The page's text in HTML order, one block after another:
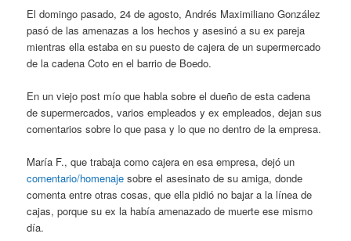
El domingo pasado, 24 de agosto, Andrés Maximiliano González
pasó de las amenazas a los hechos y asesinó a su ex pareja
mientras ella estaba en su puesto de cajera de un supermercado
de la cadena Coto en el barrio de Boedo.
En un viejo post mío que habla sobre el dueño de esta cadena
de supermercados, varios empleados y ex empleados, dejan sus
comentarios sobre lo que pasa y lo que no dentro de la empresa.
María F., que trabaja como cajera en esa empresa, dejó un
comentario/homenaje sobre el asesinato de su amiga, donde
comenta entre otras cosas, que ella pidió no bajar a la línea de
cajas, porque su ex la había amenazado de muerte ese mismo
día.